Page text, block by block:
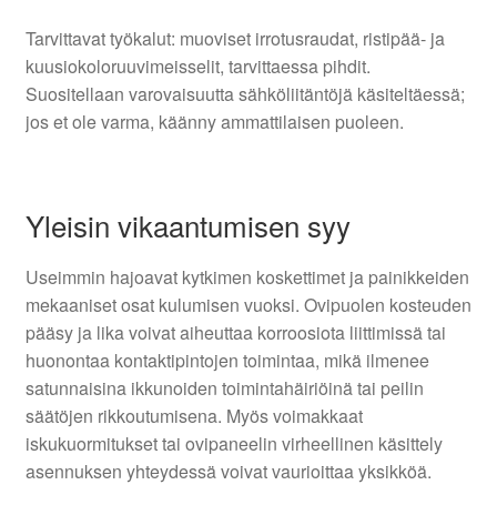
Tarvittavat työkalut: muoviset irrotusraudat, ristipää- ja
kuusiokoloruuvimeisselit, tarvittaessa pihdit.
Suositellaan varovaisuutta sähköliitäntöjä käsiteltäessä;
jos et ole varma, käänny ammattilaisen puoleen.
Yleisin vikaantumisen syy
Useimmin hajoavat kytkimen koskettimet ja painikkeiden
mekaaniset osat kulumisen vuoksi. Ovipuolen kosteuden
pääsy ja lika voivat aiheuttaa korroosiota liittimissä tai
huonontaa kontaktipintojen toimintaa, mikä ilmenee
satunnaisina ikkunoiden toimintahäiriöinä tai peilin
säätöjen rikkoutumisena. Myös voimakkaat
iskukuormitukset tai ovipaneelin virheellinen käsittely
asennuksen yhteydessä voivat vaurioittaa yksikköä.